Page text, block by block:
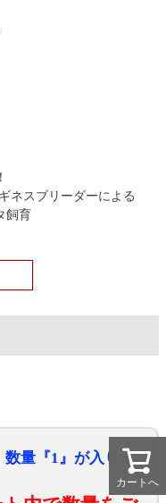
スブリーダーによる
飼育
数量『1』が入りま
カートへ
カートへ